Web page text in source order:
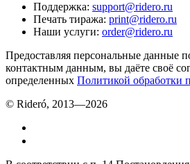
Поддержка: support@ridero.ru
Печать тиража: print@ridero.ru
Наши услуги: order@ridero.ru
Предоставляя персональные данные
контактным данным, вы даёте своё
определенных Политикой обработки
© Rideró, 2013—2026